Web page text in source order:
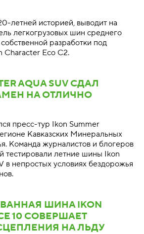
летней историей, выводит на
легкогрузовых шин среднего
разработки под
Character Eco C2.
AQUA SUV СДАЛ
НА ОТЛИЧНО
пресс-тур Ikon Summer
Кавказских Минеральных
Команда журналистов и блогеров
тестировали летние шины Ikon
в непростых условиях бездорожья
ШИНА IKON
10 СОВЕРШАЕТ
НА ЛЬДУ